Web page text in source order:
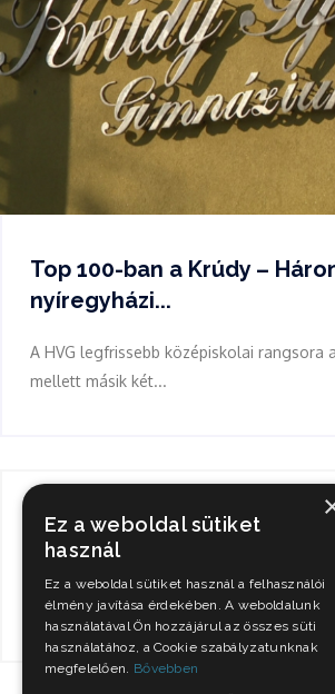
Top 100-ban a Krúdy –
nyíregyházi...
A HVG legfrissebb középiskolai rangsora
mellett másik két...
Keresés
Ez a weboldal sütiket
használ
Ez a weboldal sütiket használ a felhasználói
élmény javítása érdekében. A weboldalunk
használatával Ön hozzájárul az összes süti
használatához, a Cookie szabályzatunknak
megfelelően. Bővebben